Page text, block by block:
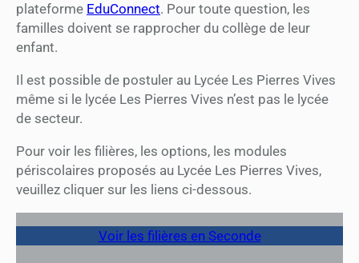
plateforme EduConnect. Pour toute question, les
familles doivent se rapprocher du collège de leur
enfant.
Il est possible de postuler au Lycée Les Pierres Vives
même si le lycée Les Pierres Vives n’est pas le lycée
de secteur.
Pour voir les filières, les options, les modules
périscolaires proposés au Lycée Les Pierres Vives,
veuillez cliquer sur les liens ci-dessous.
Voir les filières en Seconde